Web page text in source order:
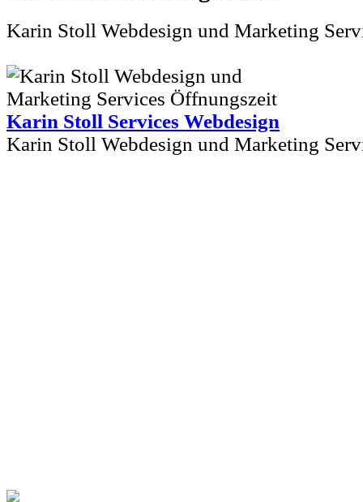
Karin Stoll Webdesign und Marketing
Karin Stoll Services Webdesign
Karin Stoll Webdesign und Marketing